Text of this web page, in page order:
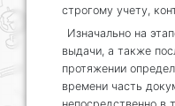
строгому учету,
Изначально на
выдачи, а также
протяжении
времени часть